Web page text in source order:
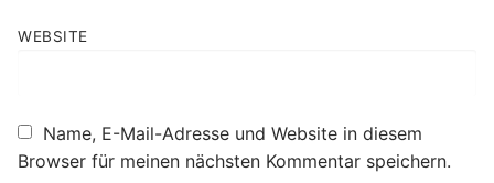
WEBSITE
Name, E-Mail-Adresse und Website in diesem
Browser für meinen nächsten Kommentar speichern.